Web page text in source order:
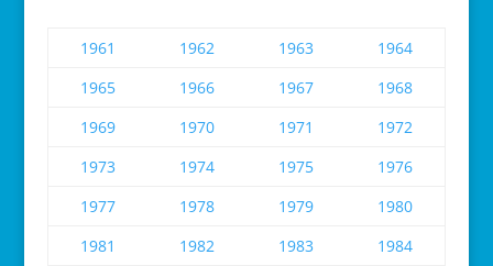
1961 1962 1963
1964
1965
1966 1967
1968
1969
1970 1971
1972
1973
1974 1975
1976
1977
1978 1979
1980
1981
1982 1983
1984